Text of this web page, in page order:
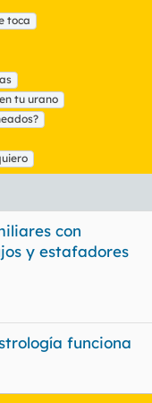
toca
tu urano
con
y estafadores
funciona